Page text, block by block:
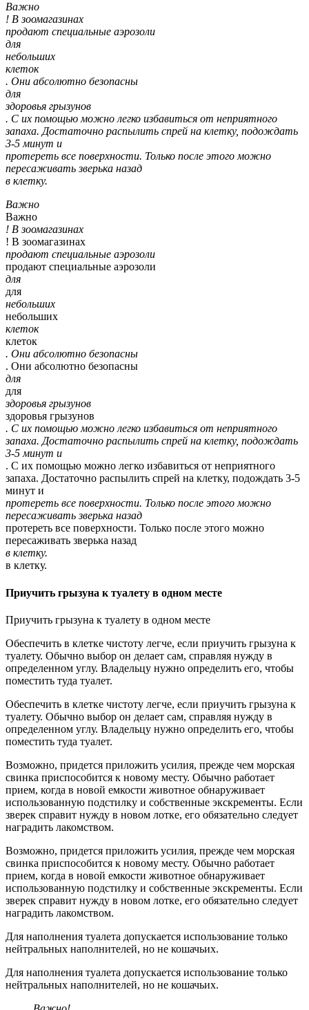
Важно
! В зоомагазинах
продают специальные аэрозоли
для
небольших
клеток
. Они абсолютно безопасны
для
здоровья грызунов
. С их помощью можно легко избавиться от неприятного
запаха. Достаточно распылить спрей на клетку, подождать
3-5 минут и
протереть все поверхности. Только после этого можно
пересаживать зверька назад
в клетку.
Важно
Важно
! В зоомагазинах
! В зоомагазинах
продают специальные аэрозоли
продают специальные аэрозоли
для
для
небольших
небольших
клеток
клеток
. Они абсолютно безопасны
. Они абсолютно безопасны
для
для
здоровья грызунов
здоровья грызунов
. С их помощью можно легко избавиться от неприятного
запаха. Достаточно распылить спрей на клетку, подождать
3-5 минут и
. С их помощью можно легко избавиться от неприятного
запаха. Достаточно распылить спрей на клетку, подождать 3-5
минут и
протереть все поверхности. Только после этого можно
пересаживать зверька назад
протереть все поверхности. Только после этого можно
пересаживать зверька назад
в клетку.
в клетку.
Приучить грызуна к туалету в одном месте
Приучить грызуна к туалету в одном месте
Обеспечить в клетке чистоту легче, если приучить грызуна к
туалету. Обычно выбор он делает сам, справляя нужду в
определенном углу. Владельцу нужно определить его, чтобы
поместить туда туалет.
Обеспечить в клетке чистоту легче, если приучить грызуна к
туалету. Обычно выбор он делает сам, справляя нужду в
определенном углу. Владельцу нужно определить его, чтобы
поместить туда туалет.
Возможно, придется приложить усилия, прежде чем морская
свинка приспособится к новому месту. Обычно работает
прием, когда в новой емкости животное обнаруживает
использованную подстилку и собственные экскременты. Если
зверек справит нужду в новом лотке, его обязательно следует
наградить лакомством.
Возможно, придется приложить усилия, прежде чем морская
свинка приспособится к новому месту. Обычно работает
прием, когда в новой емкости животное обнаруживает
использованную подстилку и собственные экскременты. Если
зверек справит нужду в новом лотке, его обязательно следует
наградить лакомством.
Для наполнения туалета допускается использование только
нейтральных наполнителей, но не кошачьих.
Для наполнения туалета допускается использование только
нейтральных наполнителей, но не кошачьих.